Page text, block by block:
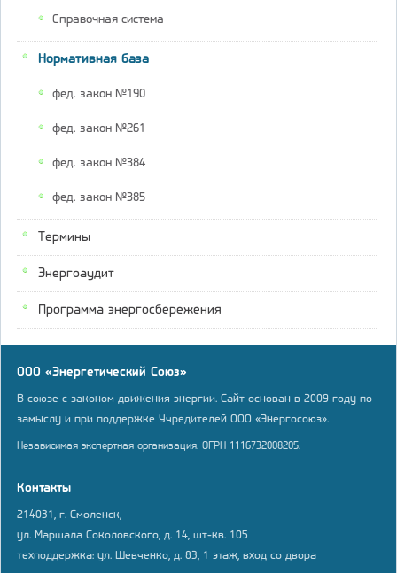
Справочная система
Нормативная база
фед. закон №190
фед. закон №261
фед. закон №384
фед. закон №385
Термины
Энергоаудит
Программа энергосбережения
ООО «Энергетический Союз»
В союзе с законом движения энергии. Сайт основан в 2009 году по
замыслу и при поддержке Учредителей ООО «Энергосоюз».
Независимая экспертная организация. ОГРН 1116732008205.
Контакты
214031, г. Смоленск,
ул. Маршала Соколовского, д. 14, шт-кв. 105
техподдержка: ул. Шевченко, д. 83, 1 этаж, вход со двора